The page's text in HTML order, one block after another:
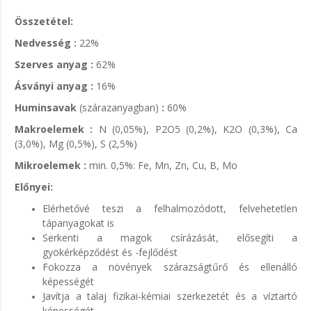
Összetétel:
Nedvesség : 22%
Szerves anyag : 62%
Ásványi anyag : 16%
Huminsavak (szárazanyagban) : 60%
Makroelemek : N (0,05%), P2O5 (0,2%), K2O (0,3%), Ca
(3,0%), Mg (0,5%), S (2,5%)
Mikroelemek : min. 0,5%: Fe, Mn, Zn, Cu, B, Mo
Előnyei:
Elérhetővé teszi a felhalmozódott, felvehetetlen
tápanyagokat is
Serkenti a magok csírázását, elősegíti a
gyökérképződést és -fejlődést
Fokozza a növények szárazságtűrő és ellenálló
képességét
Javítja a talaj fizikai-kémiai szerkezetét és a víztartó